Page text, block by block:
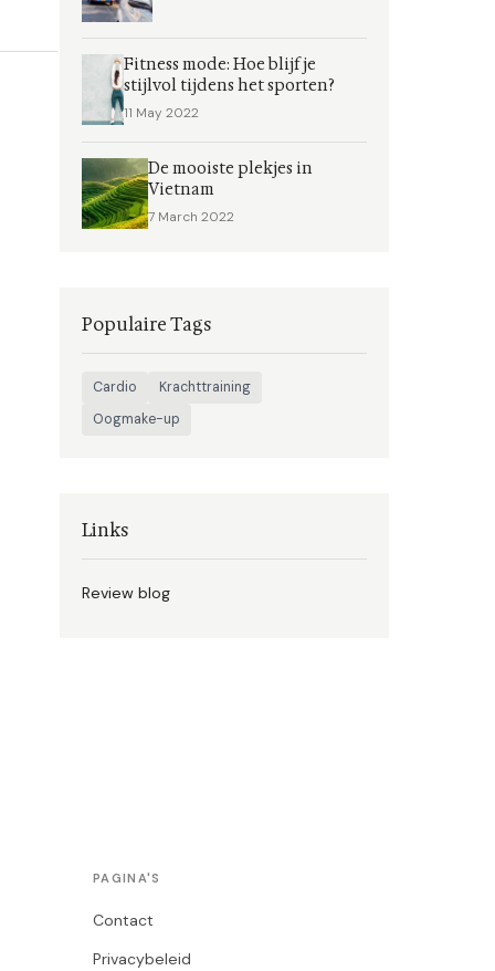
Fitness mode: Hoe blijf je
stijlvol tijdens het sporten?
11 May 2022
De mooiste plekjes in
Vietnam
7 March 2022
Populaire Tags
Cardio
Krachttraining
Oogmake-up
Links
Review blog
PAGINA'S
Contact
Privacybeleid